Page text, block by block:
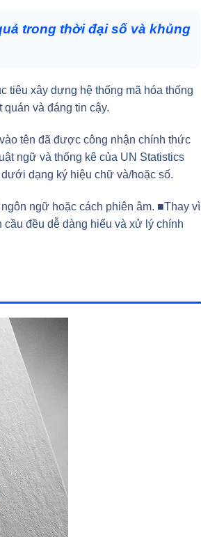
trong thời đại số và khủng
tiêu xây dựng hệ thống mã hóa thống
và đáng tin cậy.
tên đã được công nhận chính thức
ngữ và thống kê của UN Statistics
dạng ký hiệu chữ và/hoặc số.
ngữ hoặc cách phiên âm. ■️Thay vì
cầu đều dễ dàng hiểu và xử lý chính